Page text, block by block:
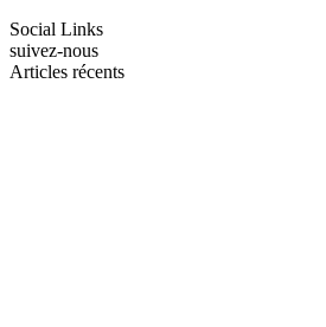
Social Links
suivez-nous
Articles récents